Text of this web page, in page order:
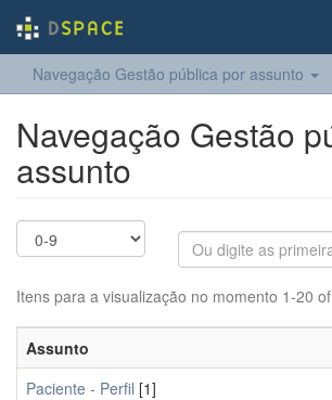
Navegação Gestão pública por assunto
Navegação Gestão
assunto
Itens para a visualização no momento 1-20
Assunto
Paciente - Perfil [1]